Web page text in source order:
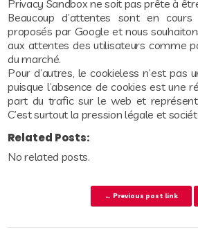
Privacy Sandbox ne soit pas prête à
Beaucoup d’attentes sont en
proposés par Google et nous
aux attentes des utilisateurs comme
du marché.
Pour d’autres, le cookieless n’est pas
puisque l’absence de cookies est une
part du trafic sur le web et
C’est surtout la pression légale et
Related Posts:
No related posts.
Post navigation
← Previous post link